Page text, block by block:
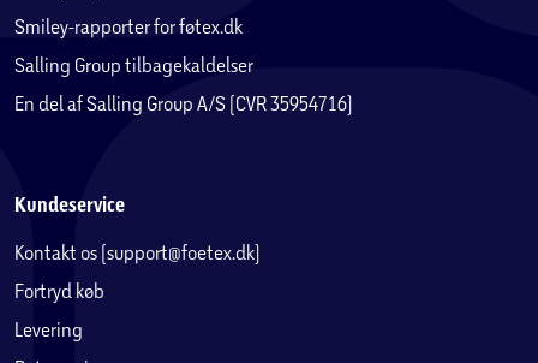
Smiley-rapporter for føtex.dk
Salling Group tilbagekaldelser
En del af Salling Group A/S (CVR 35954716)
Kundeservice
Kontakt os (support@foetex.dk)
Fortryd køb
Levering